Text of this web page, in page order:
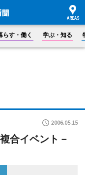
らす・働く 学ぶ・知る
2006.05.15
合イベント－